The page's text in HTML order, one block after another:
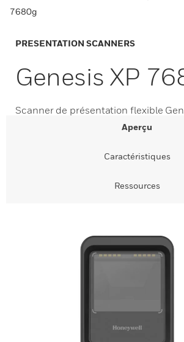
7680g
PRESENTATION SCANNERS
Genesis XP
Scanner de présentation flexible
Aperçu
Caractéristiques
Ressources